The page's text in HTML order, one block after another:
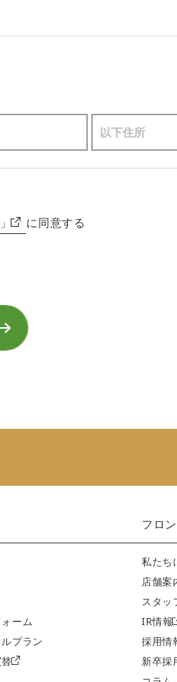
に同意する
ーム
プラン
フロ
私たち
店舗案
スタッ
IR情報
採用情
新卒採